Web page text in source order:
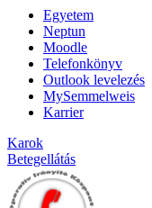
Egyetem
Neptun
Moodle
Telefonkönyv
Outlook levelezés
MySemmelweis
Karrier
Karok
Betegellátás